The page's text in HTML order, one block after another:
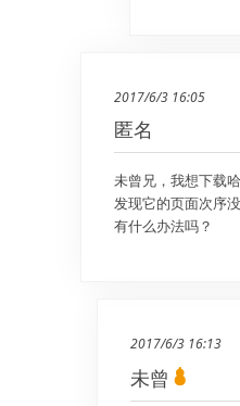
2017/6/3 16:05
匿名
未曾兄，我想下载
发现它的页面次序
有什么办法吗？
2017/6/3 16:13
未曾